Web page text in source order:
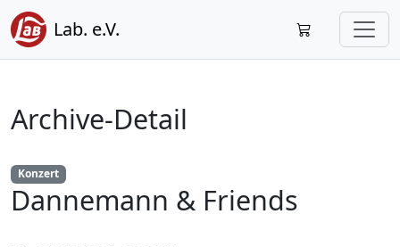
Lab. e.V.
Archive-Detail
Konzert
Dannemann & Friends